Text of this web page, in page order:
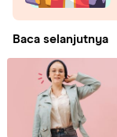
Baca selanjutnya